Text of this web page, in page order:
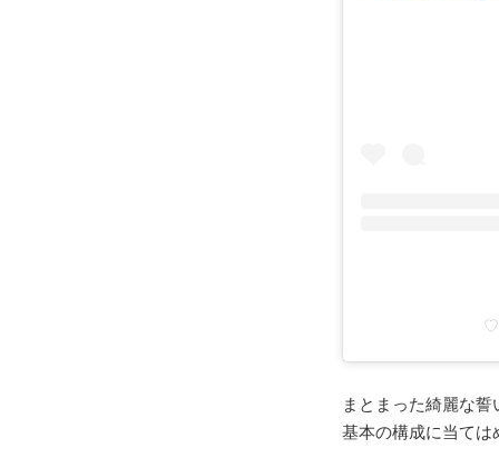
まとまった綺麗な
基本の構成に当ては